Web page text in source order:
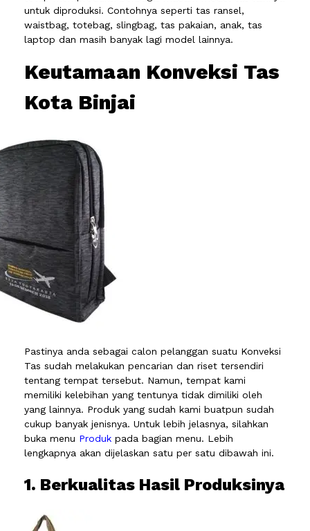
untuk diproduksi. Contohnya seperti tas ransel,
waistbag, totebag, slingbag, tas pakaian, anak, tas
laptop dan masih banyak lagi model lainnya.
Keutamaan Konveksi Tas
Kota Binjai
Pastinya anda sebagai calon pelanggan suatu Konveksi
Tas sudah melakukan pencarian dan riset tersendiri
tentang tempat tersebut. Namun, tempat kami
memiliki kelebihan yang tentunya tidak dimiliki oleh
yang lainnya. Produk yang sudah kami buatpun sudah
cukup banyak jenisnya. Untuk lebih jelasnya, silahkan
buka menu Produk pada bagian menu. Lebih
lengkapnya akan dijelaskan satu per satu dibawah ini.
1. Berkualitas Hasil Produksinya